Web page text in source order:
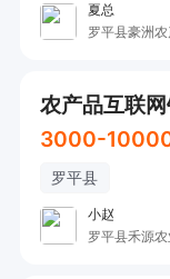
夏总
罗平县豪洲
农产品互联
3000-
罗平县
小赵
罗平县禾源